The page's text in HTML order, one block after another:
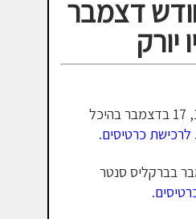
דצמבר
יורק
– 18, 17 בדצמבר בהיכל
לרכישת כרטיסים.
בדצמבר בברקליס סנטר
.